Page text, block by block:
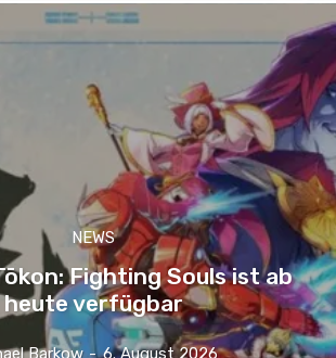
NEWS
Fighting Souls ist ab
heute verfügbar
Barkow - 6. August 2026